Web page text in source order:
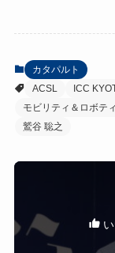
カタパルト
ACSL
ICC
モビリティ＆ロボテ
鷲谷 聡之